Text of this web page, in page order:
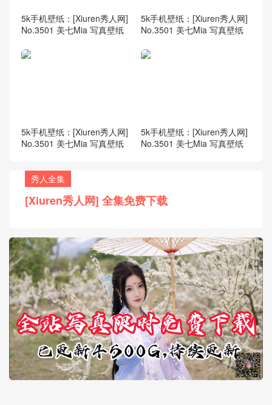
5k手机壁纸：[Xiuren秀人网]
No.3501 美七Mia 写真壁纸
5k手机壁纸：[Xiuren秀人网]
No.3501 美七Mia 写真壁纸
5k手机壁纸：[Xiuren秀人网]
No.3501 美七Mia 写真壁纸
5k手机壁纸：[Xiuren秀人网]
No.3501 美七Mia 写真壁纸
秀人全集
[Xiuren秀人网] 全集免费下载